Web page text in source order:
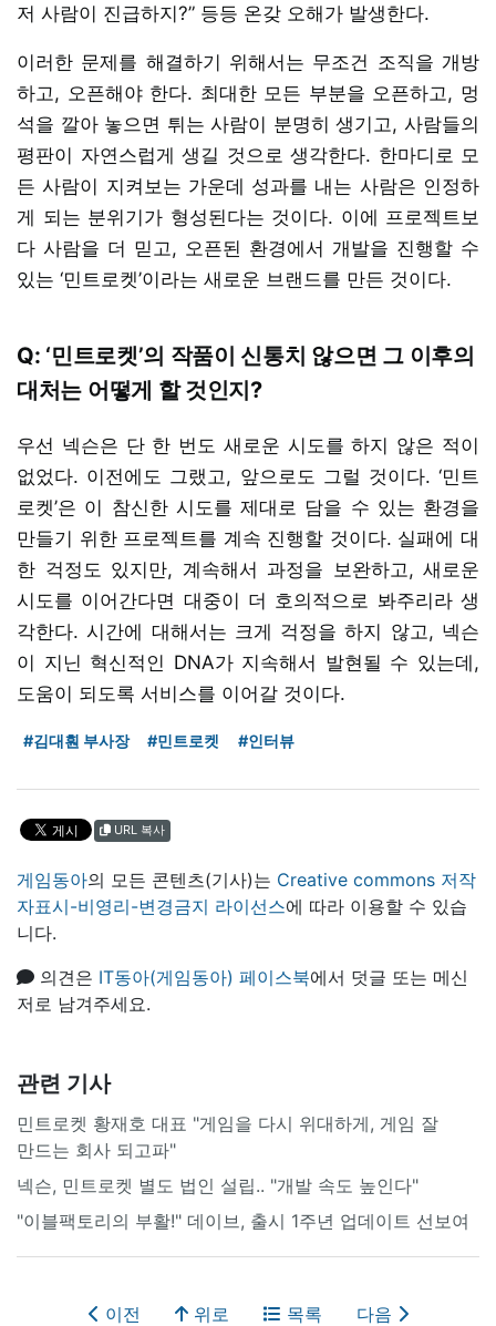
저 사람이 진급하지?” 등등 온갖 오해가 발생한다.
이러한 문제를 해결하기 위해서는 무조건 조직을 개방
하고, 오픈해야 한다. 최대한 모든 부분을 오픈하고, 멍
석을 깔아 놓으면 튀는 사람이 분명히 생기고, 사람들의
평판이 자연스럽게 생길 것으로 생각한다. 한마디로 모
든 사람이 지켜보는 가운데 성과를 내는 사람은 인정하
게 되는 분위기가 형성된다는 것이다. 이에 프로젝트보
다 사람을 더 믿고, 오픈된 환경에서 개발을 진행할 수
있는 ‘민트로켓’이라는 새로운 브랜드를 만든 것이다.
Q: ‘민트로켓’의 작품이 신통치 않으면 그 이후의
대처는 어떻게 할 것인지?
우선 넥슨은 단 한 번도 새로운 시도를 하지 않은 적이
없었다. 이전에도 그랬고, 앞으로도 그럴 것이다. ‘민트
로켓’은 이 참신한 시도를 제대로 담을 수 있는 환경을
만들기 위한 프로젝트를 계속 진행할 것이다. 실패에 대
한 걱정도 있지만, 계속해서 과정을 보완하고, 새로운
시도를 이어간다면 대중이 더 호의적으로 봐주리라 생
각한다. 시간에 대해서는 크게 걱정을 하지 않고, 넥슨
이 지닌 혁신적인 DNA가 지속해서 발현될 수 있는데,
도움이 되도록 서비스를 이어갈 것이다.
#김대훤 부사장 #민트로켓 #인터뷰
URL 복사
게임동아의 모든 콘텐츠(기사)는 Creative commons 저작
자표시-비영리-변경금지 라이선스에 따라 이용할 수 있습
니다.
의견은 IT동아(게임동아) 페이스북에서 덧글 또는 메신
저로 남겨주세요.
관련 기사
민트로켓 황재호 대표 "게임을 다시 위대하게, 게임 잘
만드는 회사 되고파"
넥슨, 민트로켓 별도 법인 설립.. "개발 속도 높인다"
"이블팩토리의 부활!" 데이브, 출시 1주년 업데이트 선보여
이전 위로 목록 다음